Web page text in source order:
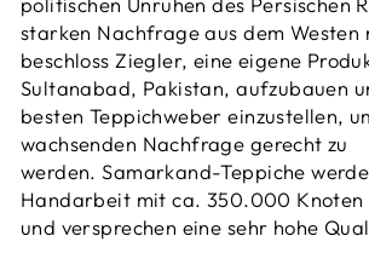
starken Nachfrage aus dem Westen
beschloss Ziegler, eine eigene
Sultanabad, Pakistan, aufzubauen
besten Teppichweber einzustellen,
wachsenden Nachfrage gerecht zu
werden.Samarkand-Teppiche
Handarbeit mit ca. 350.000
und versprechen eine sehr hohe